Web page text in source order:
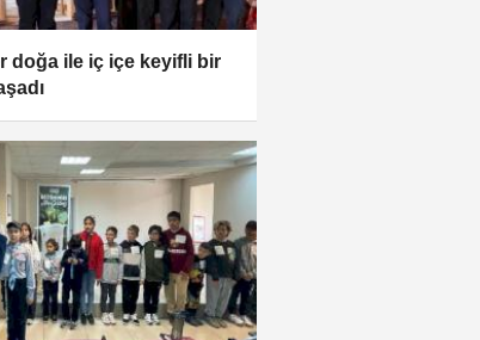
doğa ile iç içe keyifli bir